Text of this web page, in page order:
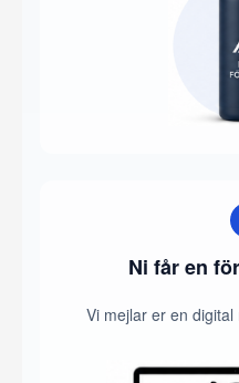
Ni får en
Vi mejlar er en